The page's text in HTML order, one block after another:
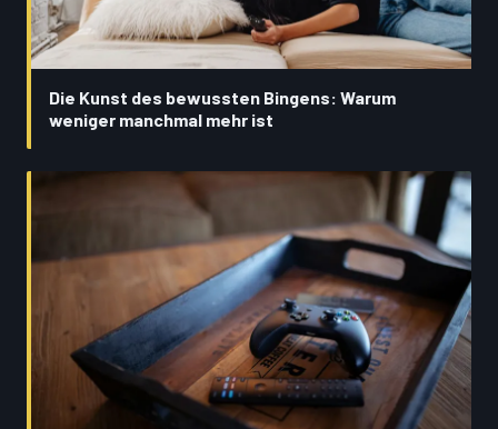
Die Kunst des bewussten Bingens: Warum
weniger manchmal mehr ist